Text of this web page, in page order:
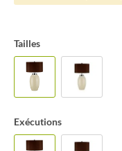
Tailles
Exécutions